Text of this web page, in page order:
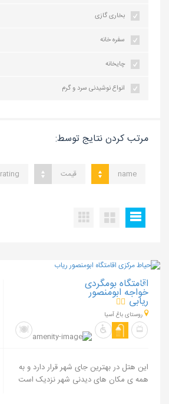
بخاری گازی
سفره خانه
چایخانه
انواع نوشیدنی سرد و گرم
مرتب کردن نتایج توسط:
name قیمت rating
1
0
%
ت
خ
ف
ی
ف
اقامتگاه بومگردی
خواجه ابومنصور
ریابی
روستای باغ آسیا
این هتل در بهترین جای شهر قرار دارد و به
همه ی مکان های دیدنی شهر نزدیک است